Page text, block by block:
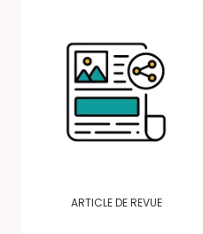
ARTICLE DE REVUE